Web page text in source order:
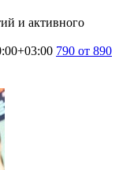
и активного
790 от 890